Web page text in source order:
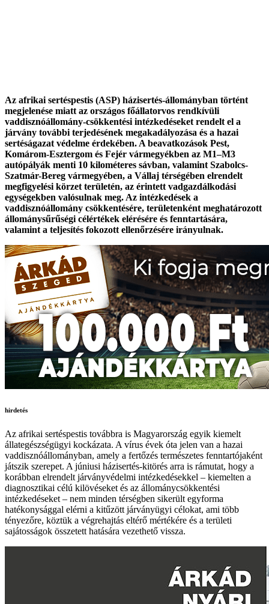
Az afrikai sertéspestis (ASP) házisertés-állományban történt
megjelenése miatt az országos főállatorvos rendkívüli
vaddisznóállomány-csökkentési intézkedéseket rendelt el a
járvány további terjedésének megakadályozása és a hazai
sertéságazat védelme érdekében. A beavatkozások Pest,
Komárom-Esztergom és Fejér vármegyékben az M1–M3
autópályák menti 10 kilométeres sávban, valamint Szabolcs-
Szatmár-Bereg vármegyében, a Vállaj térségében elrendelt
megfigyelési körzet területén, az érintett vadgazdálkodási
egységekben valósulnak meg. Az intézkedések a
vaddisznóállomány csökkentésére, területenként meghatározott
állománysűrűségi célértékek elérésére és fenntartására,
valamint a teljesítés fokozott ellenőrzésére irányulnak.
hirdetés
Az afrikai sertéspestis továbbra is Magyarország egyik kiemelt
állategészségügyi kockázata. A vírus évek óta jelen van a hazai
vaddisznóállományban, amely a fertőzés természetes fenntartójaként
játszik szerepet. A júniusi házisertés-kitörés arra is rámutat, hogy a
korábban elrendelt járványvédelmi intézkedésekkel – kiemelten a
diagnosztikai célú kilövéseket és az állománycsökkentési
intézkedéseket – nem minden térségben sikerült egyforma
hatékonysággal elérni a kitűzött járványügyi célokat, ami több
tényezőre, köztük a végrehajtás eltérő mértékére és a területi
sajátosságok összetett hatására vezethető vissza.